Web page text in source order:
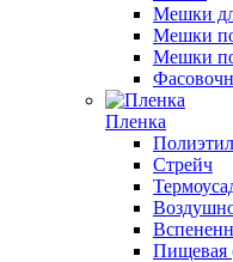
Мешки
Мешки
Мешки
Пленка
Стрейч
Пищевая